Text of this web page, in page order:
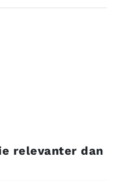
relevanter dan